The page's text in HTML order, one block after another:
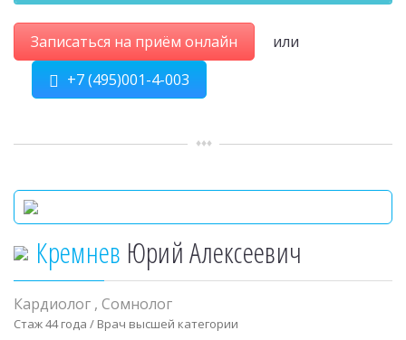
Записаться на приём онлайн
или
+7 (495)001-4-003
Кремнев Юрий Алексеевич
Кардиолог , Сомнолог
Стаж 44 года / Врач высшей категории